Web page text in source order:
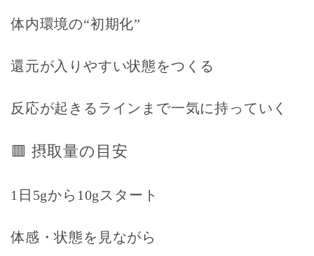
体内環境の“初期化”
還元が入りやすい状態をつくる
反応が起きるラインまで一気に持っていく
🟥 摂取量の目安
1日5gから10gスタート
体感・状態を見ながら